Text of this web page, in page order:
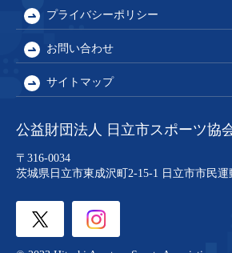
プライバシーポリシー
お問い合わせ
サイトマップ
公益財団法人 日立市スポーツ協
〒316-0034
茨城県日立市東成沢町2-15-1 日立市市民